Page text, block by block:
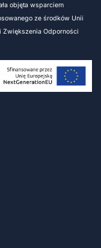
objęta wsparciem
ze środków Unii
Zwiększenia Odporności